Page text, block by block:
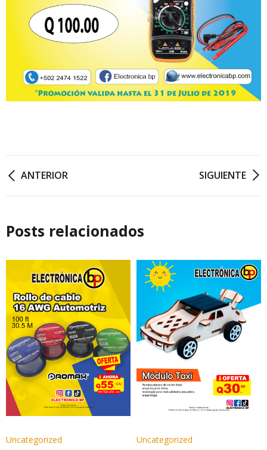
ANTERIOR SIGUIENTE
Posts relacionados
Uncategorized Uncategorized